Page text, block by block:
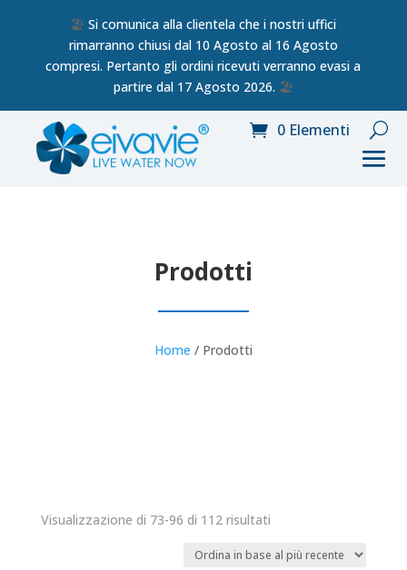
🏖️Si comunica alla clientela che i nostri uffici
rimarranno chiusi dal 10 Agosto al 16 Agosto
compresi. Pertanto gli ordini ricevuti verranno evasi a
partire dal 17 Agosto 2026. 🏖️
0 Elementi
Prodotti
Home / Prodotti
Visualizzazione di 73-96 di 112 risultatiOrdina
base